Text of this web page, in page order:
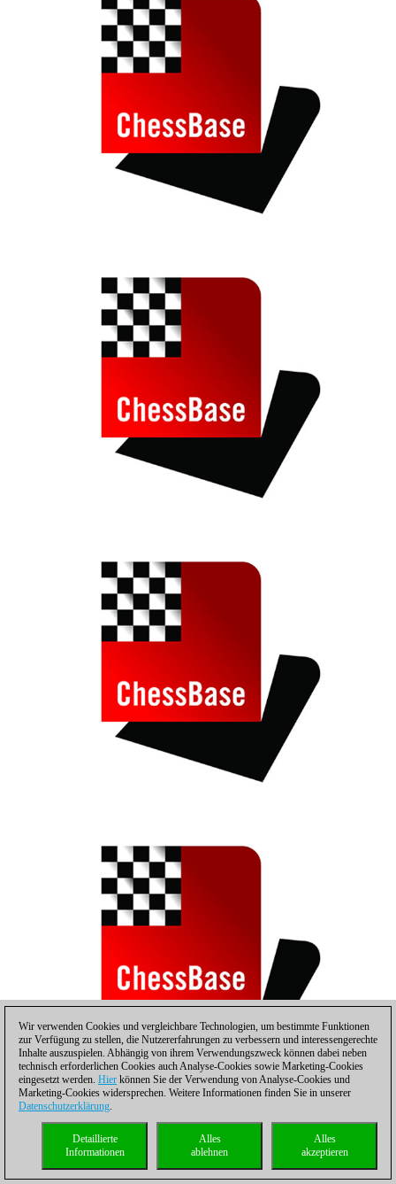
Außerdem werden Klassiker gelernt
Wir verwenden Cookies und vergleichbare Technologien, um bestimmte Funktionen
zur Verfügung zu stellen, die Nutzererfahrungen zu verbessern und interessengerechte
Inhalte auszuspielen. Abhängig von ihrem Verwendungszweck können dabei neben
technisch erforderlichen Cookies auch Analyse-Cookies sowie Marketing-Cookies
eingesetzt werden. Hier können Sie der Verwendung von Analyse-Cookies und
Marketing-Cookies widersprechen. Weitere Informationen finden Sie in unserer
Datenschutzerklärung.
Alles
akzeptieren
Alles
ablehnen
Detaillierte
Informationen